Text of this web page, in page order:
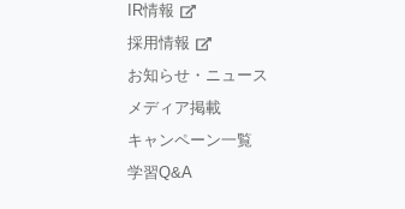
IR情報
採用情報
お知らせ・ニュース
メディア掲載
キャンペーン一覧
学習Q&A